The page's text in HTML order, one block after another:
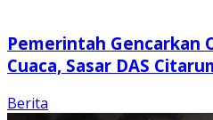
Pemerintah Gencarkan
Cuaca, Sasar DAS
Berita